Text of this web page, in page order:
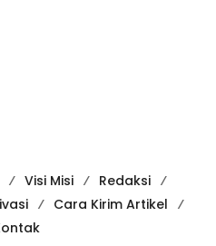
Visi Misi
Redaksi
Cara Kirim Artikel